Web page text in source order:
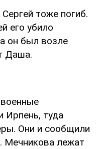
тоже погиб.
его убило
он был возле
Даша.
Ирпень, туда
Они и сообщили
Мечникова лежат